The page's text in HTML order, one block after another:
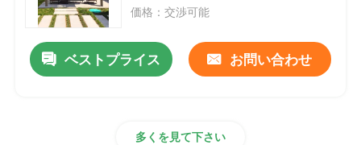
アルミニウム引き込み式のパーゴラ
価格：交渉可能
ベストプライス お問い合わせ
多くを見て下さい